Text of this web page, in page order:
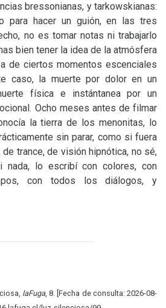
bressonianas, y tarkowskianas:
para hacer un guión, en las tres
no es tomar notas ni trabajarlo
bien tener la idea de la atmósfera
de ciertos momentos escenciales
caso, la muerte por dolor en un
física e instántanea por un
Ocho meses antes de filmar
la tierra de los menonitas, lo
sin parar, como si fuera
trance, de visión hipnótica, no sé,
lo escribí con colores, con
con todos los diálogos, y
laFuga, 8. [Fecha de consulta: 2026-08-